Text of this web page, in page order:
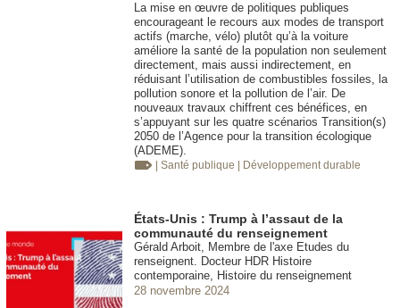
La mise en œuvre de politiques publiques
encourageant le recours aux modes de transport
actifs (marche, vélo) plutôt qu’à la voiture
améliore la santé de la population non seulement
directement, mais aussi indirectement, en
réduisant l’utilisation de combustibles fossiles, la
pollution sonore et la pollution de l’air. De
nouveaux travaux chiffrent ces bénéfices, en
s’appuyant sur les quatre scénarios Transition(s)
2050 de l’Agence pour la transition écologique
(ADEME).
| Santé publique | Développement durable
États-Unis : Trump à l’assaut de la
communauté du renseignement
Gérald Arboit, Membre de l'axe Etudes du
renseignent. Docteur HDR Histoire
contemporaine, Histoire du renseignement
28 novembre 2024